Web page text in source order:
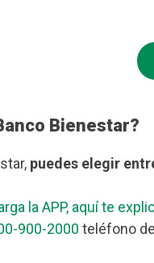
Bienestar?
puedes elegir
la APP, aquí te
900-2000 teléfono